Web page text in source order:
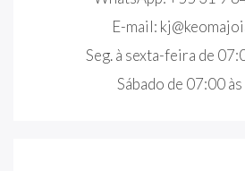
E-mail:
Seg. à sexta-feira de
Sábado de 07:00